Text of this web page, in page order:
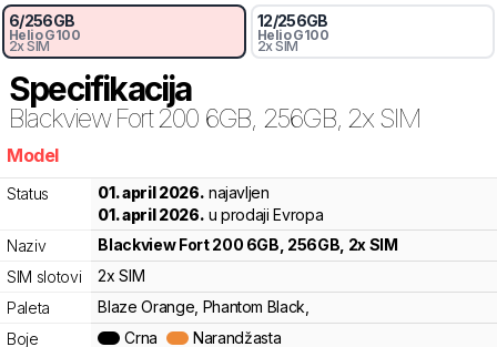
6/256GB
Helio G100
2x SIM
12/256GB
Helio G100
2x SIM
Specifikacija
Blackview Fort 200 6GB, 256GB, 2x SIM
Model
Status 01. april 2026. najavljen
01. april 2026. u prodaji Evropa
Naziv
Blackview Fort 200 6GB, 256GB, 2x SIM
SIM slotovi
2x SIM
Paleta
Blaze Orange, Phantom Black,
Boje
Crna Narandžasta